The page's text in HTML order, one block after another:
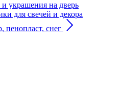
украшения на дверь
для свечей и декора
пенопласт, снег